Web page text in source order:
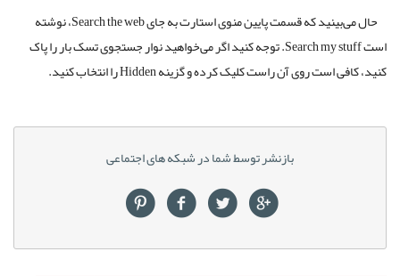
حال می‌بینید که قسمت پایین منوی استارت به جای Search the web، نوشته
است Search my stuff. توجه کنید اگر می‌خواهید نوار جستجوی تسک بار را پاک
کنید، کافی است روی آن راست کلیک کرده و گزینه Hidden را انتخاب کنید.
بازنشر توسط شما در شبکه های اجتماعی